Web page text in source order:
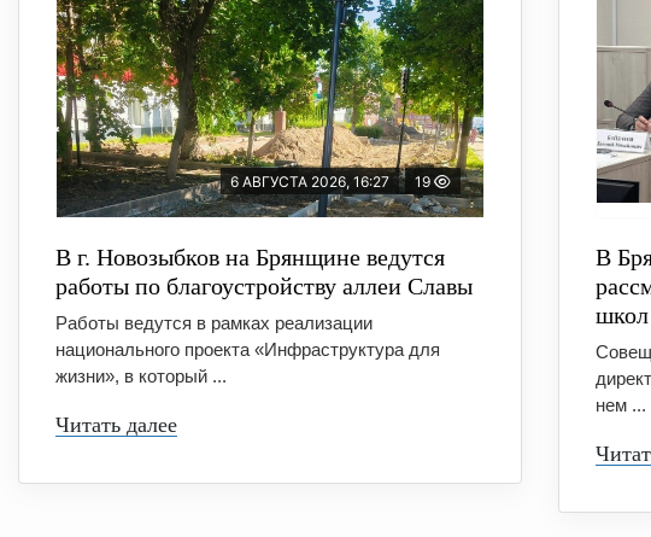
6 АВГУСТА 2026, 16:27 19
В г. Новозыбков на Брянщине ведутся
работы по благоустройству аллеи Славы
Работы ведутся в рамках реализации
национального проекта «Инфраструктура для
жизни», в который ...
Читать далее
В
школ
нем ...